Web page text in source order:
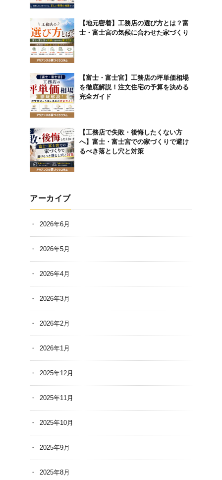
【地元密着】工務店の選び方とは？富
士・富士宮の気候に合わせた家づくり
【富士・富士宮】工務店の坪単価相場
を徹底解説！注文住宅の予算を決める
完全ガイド
【工務店で失敗・後悔したくない方
へ】富士・富士宮での家づくりで避け
るべき落とし穴と対策
アーカイブ
2026年6月
2026年5月
2026年4月
2026年3月
2026年2月
2026年1月
2025年12月
2025年11月
2025年10月
2025年9月
2025年8月